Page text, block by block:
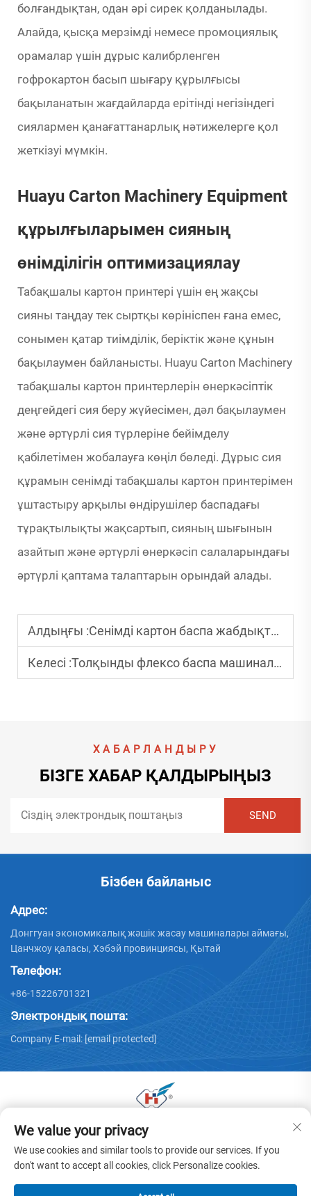
болғандықтан, одан әрі сирек қолданылады.
Алайда, қысқа мерзімді немесе промоциялық
орамалар үшін дұрыс калибрленген
гофрокартон басып шығару құрылғысы
бақыланатын жағдайларда ерітінді негізіндегі
сиялармен қанағаттанарлық нәтижелерге қол
жеткізуі мүмкін.
Huayu Carton Machinery Equipment
құрылғыларымен сияның
өнімділігін оптимизациялау
Табақшалы картон принтері үшін ең жақсы
сияны таңдау тек сыртқы көрініспен ғана емес,
сонымен қатар тиімділік, беріктік және құнын
бақылаумен байланысты. Huayu Carton Machinery
табақшалы картон принтерлерін өнеркәсіптік
деңгейдегі сия беру жүйесімен, дәл бақылаумен
және әртүрлі сия түрлеріне бейімделу
қабілетімен жобалауға көңіл бөледі. Дұрыс сия
құрамын сенімді табақшалы картон принтерімен
ұштастыру арқылы өндірушілер баспадағы
тұрақтылықты жақсартып, сияның шығынын
азайтып және әртүрлі өнеркәсіп салаларындағы
әртүрлі қаптама талаптарын орындай алады.
Алдыңғы :Сенімді картон баспа жабдықтарының жеткізушісін қалай таңдауға болады?
Келесі :Толқынды флексо баспа машиналарының жиі кездесетін ақауларын қалай жою керек?
ХАБАРЛАНДЫРУ
БІЗГЕ ХАБАР ҚАЛДЫРЫҢЫЗ
Бізбен байланыс
Адрес:
Донггуан экономикалық жәшік жасау машиналары аймағы,
Цанчжоу қаласы, Хэбэй провинциясы, Қытай
Телефон:
+86-15226701321
Электрондық пошта:
Company E-mail: [email protected]
© 2025 Донггуан Хуая қаңылтыр машиналары
компаниясының барлық құқтары сақталған. -
Құпиялылық саясаты
We value your privacy
We use cookies and similar tools to provide our services. If you
don't want to accept all cookies, click Personalize cookies.